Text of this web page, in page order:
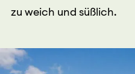
zu weich und süßlich.